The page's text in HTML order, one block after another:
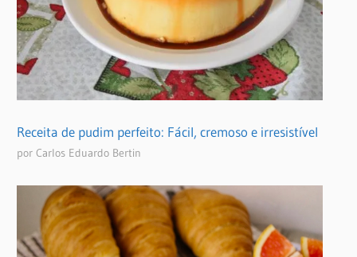
Receita de pudim perfeito: Fácil, cremoso e irresistível
por Carlos Eduardo Bertin